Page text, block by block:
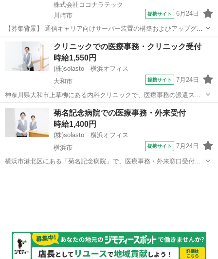
株式会社ココナラテック
川崎市
提携サイト 6月24日
【募集背景】 通信キャリア向けサーバー装置の構築およびアップグレ
ード案件において、体制強化のため追加メンバーを募集しておりま
証、手順書作成を行っていただきま...
神奈川 エンジニア
クリニックでの医療事務・クリニック受付
時給1,550円
(株)solasto 横浜オフィス
大和市
提携サイト 7月24日
神奈川県大和市上草柳にある内科クリニックで、医療事務の派遣スタ
ッフを募集しています。 主な業務は、窓口対応・受付・会計・院内清
掃・レセプト業務・医師の補助など。 医療事務の経験が活かせる派遣
求人です! 相模大塚駅から徒歩4...
神奈川 大和市 データ入力
菊名記念病院での医療事務・外来受付
時給1,400円
(株)solasto 横浜オフィス
横浜市
提携サイト 7月24日
横浜市港北区にある「菊名記念病院」で、医療事務・外来窓口受付の
派遣スタッフ募集です。 窓口での患者様の受付や予約受付、会計、自